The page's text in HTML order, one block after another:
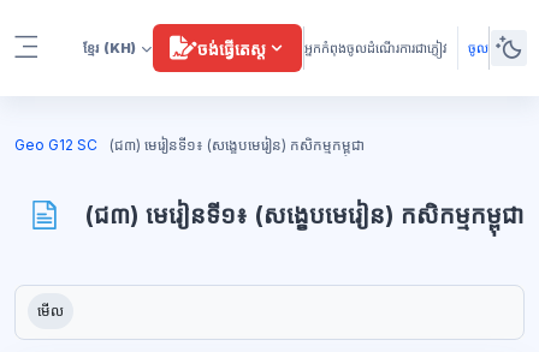
ខ្មែរ (KH) ចង់ធ្វើតេស្ត អ្នកកំពុងចូលដំណើរការជាភ្ញៀវ ចូល
Geo G12 SC (ជ៣) មេរៀនទី១៖ (សង្ខេបមេរៀន) កសិកម្មកម្ពុជា
(ជ៣) មេរៀនទី១៖ (សង្ខេបមេរៀន) កសិកម្មកម្ពុជា
ប្លុក
តម្រូវការសម្រាប់ការបញ្ចប់
មើល